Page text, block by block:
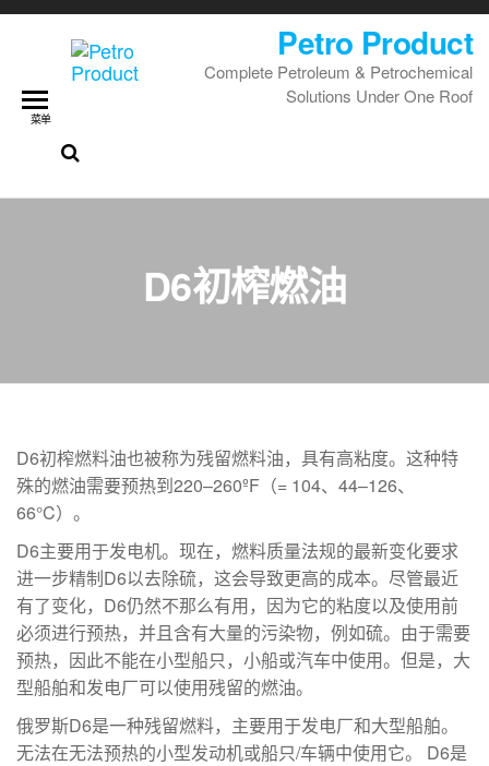
Petro Product
Complete Petroleum & Petrochemical
Solutions Under One Roof
菜单
D6初榨燃油
D6初榨燃料油也被称为残留燃料油，具有高粘度。这种特
殊的燃油需要预热到220–260ºF（= 104、44–126、
66°C）。
D6主要用于发电机。现在，燃料质量法规的最新变化要求
进一步精制D6以去除硫，这会导致更高的成本。尽管最近
有了变化，D6仍然不那么有用，因为它的粘度以及使用前
必须进行预热，并且含有大量的污染物，例如硫。由于需要
预热，因此不能在小型船只，小船或汽车中使用。但是，大
型船舶和发电厂可以使用残留的燃油。
俄罗斯D6是一种残留燃料，主要用于发电厂和大型船舶。
无法在无法预热的小型发动机或船只/车辆中使用它。 D6是